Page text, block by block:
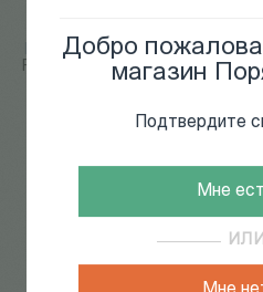
Добро
магазин
Подтвердите
Мне
Главная / КАТАЛОГ КНИГ /
Реабилитация физической